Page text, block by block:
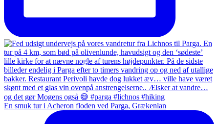
En smuk tur i Acheron floden ved Parga, Grækenlan